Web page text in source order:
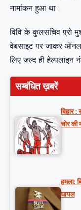
नामांकन हुआ था।
विवि के कुलसचिव प्रो
वेबसाइट पर जाकर
लिए जल्द ही हेल्पलाइन
सम्बंधित ख़बरें
बिहार
चोर की
हमला:
घायल